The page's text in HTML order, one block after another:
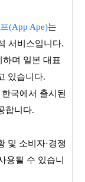
(App Ape)는
서비스입니다.
며 일본 대표
있습니다.
국에서 출시된
합니다.
및 소비자·경쟁
용될 수 있습니